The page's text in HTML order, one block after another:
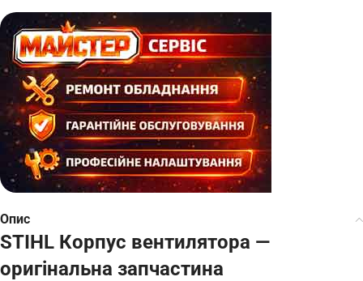
Опис
STIHL Корпус вентилятора —
оригінальна запчастина